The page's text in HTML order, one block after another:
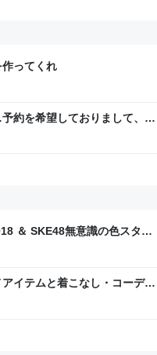
作ってくれ
約を希望しておりまして、は
れるより、受ける側としては
＆ SKE48無意識の色スタジ
っ！
イテムと着こなし・コーデ集
・40代・50代からのメンズフ